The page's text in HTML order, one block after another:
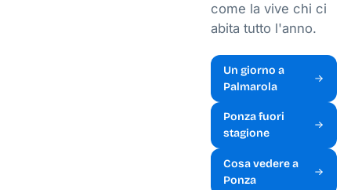
come la vive chi ci
abita tutto l'anno.
Un giorno a
Palmarola
Ponza fuori
stagione
Cosa vedere a
Ponza